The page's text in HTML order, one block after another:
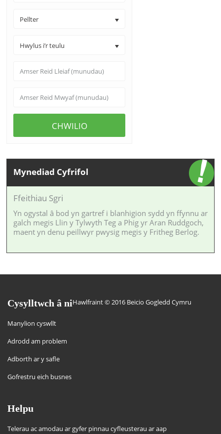
Pellter
Hwylus i’r teulu
CHWILIO
Mynediad Cyfrifol
Ffeithiau Sgri
Yn ogystal â bod yn gartref i blanhigion sydd yn ffynnu ar
galch megis Llin y Tylwyth Teg a Phig yr Aran Ruddgoch,
maent yn denu peillwyr pwysig megis y Fritheg Berlog.
Cysylltwch â ni
Manylion cyswllt
Adrodd am problem
Adborth ar y safle
Gofrestru eich busnes
Hawlfraint © 2016 Beicio Gogledd Cymru
Helpu
Telerau ac amodau ar gyfer pinnau cyfleusterau ar aap